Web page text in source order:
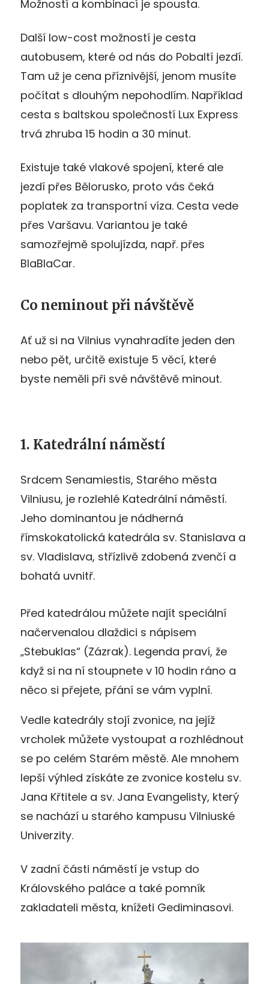
Možností a kombinací je spousta.
Další low-cost možností je cesta
autobusem, které od nás do Pobaltí jezdí.
Tam už je cena příznivější, jenom musíte
počítat s dlouhým nepohodlím. Například
cesta s baltskou společností Lux Express
trvá zhruba 15 hodin a 30 minut.
Existuje také vlakové spojení, které ale
jezdí přes Bělorusko, proto vás čeká
poplatek za transportní víza. Cesta vede
přes Varšavu. Variantou je také
samozřejmě spolujízda, např. přes
BlaBlaCar.
Co neminout při návštěvě
Ať už si na Vilnius vynahradíte jeden den
nebo pět, určitě existuje 5 věcí, které
byste neměli při své návštěvě minout.
1. Katedrální náměstí
Srdcem Senamiestis, Starého města
Vilniusu, je rozlehlé Katedrální náměstí.
Jeho dominantou je nádherná
římskokatolická katedrála sv. Stanislava a
sv. Vladislava, střízlivě zdobená zvenčí a
bohatá uvnitř.
Před katedrálou můžete najít speciální
načervenalou dlaždici s nápisem
„Stebuklas“ (Zázrak). Legenda praví, že
když si na ní stoupnete v 10 hodin ráno a
něco si přejete, přání se vám vyplní.
Vedle katedrály stojí zvonice, na jejíž
vrcholek můžete vystoupat a rozhlédnout
se po celém Starém městě. Ale mnohem
lepší výhled získáte ze zvonice kostelu sv.
Jana Křtitele a sv. Jana Evangelisty, který
se nachází u starého kampusu Vilniuské
Univerzity.
V zadní části náměstí je vstup do
Královského paláce a také pomník
zakladateli města, knížeti Gediminasovi.